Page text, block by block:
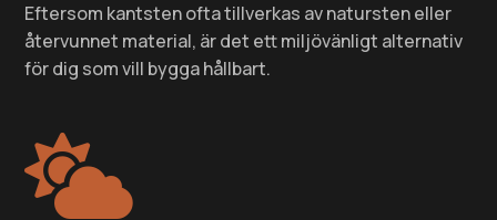
Eftersom kantsten ofta tillverkas av natursten eller
återvunnet material, är det ett miljövänligt alternativ
för dig som vill bygga hållbart.
